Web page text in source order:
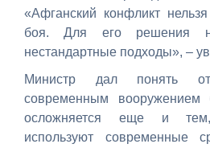
«Афганский конфликт
боя. Для его решения
нестандартные подходы», –
Министр дал понять
современным вооружением
осложняется еще и
используют современные